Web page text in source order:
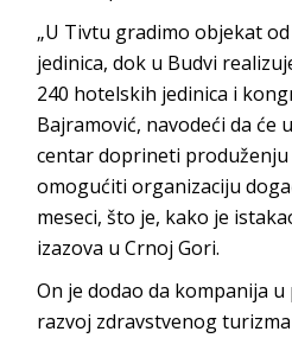
„U Tivtu gradimo objekat
jedinica, dok u Budvi
240 hotelskih jedinica i
Bajramović, navodeći da će
centar doprineti
omogućiti organizaciju
meseci, što je, kako je
izazova u Crnoj Gori.
On je dodao da kompanija
razvoj zdravstvenog